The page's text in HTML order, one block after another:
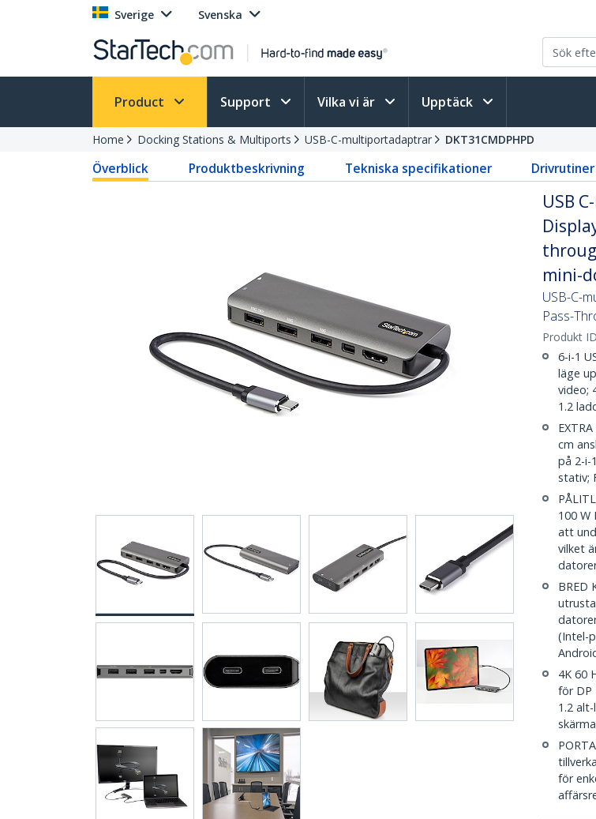
Sverige Svenska
Product Support Vilka vi är Upptäck
Home Docking Stations & Multiports USB-C-multiportadaptrar DKT31CMDPHPD
Överblick Produktbeskrivning Tekniska specifikationer
USB
mini-
USB-C-
Pass-
Produkt
6-i-1
läge
video;
1.2
cm
på 2-i-
stativ;
100 W
att
vilket
BRED
(Intel-
4K 60
för DP
1.2
för